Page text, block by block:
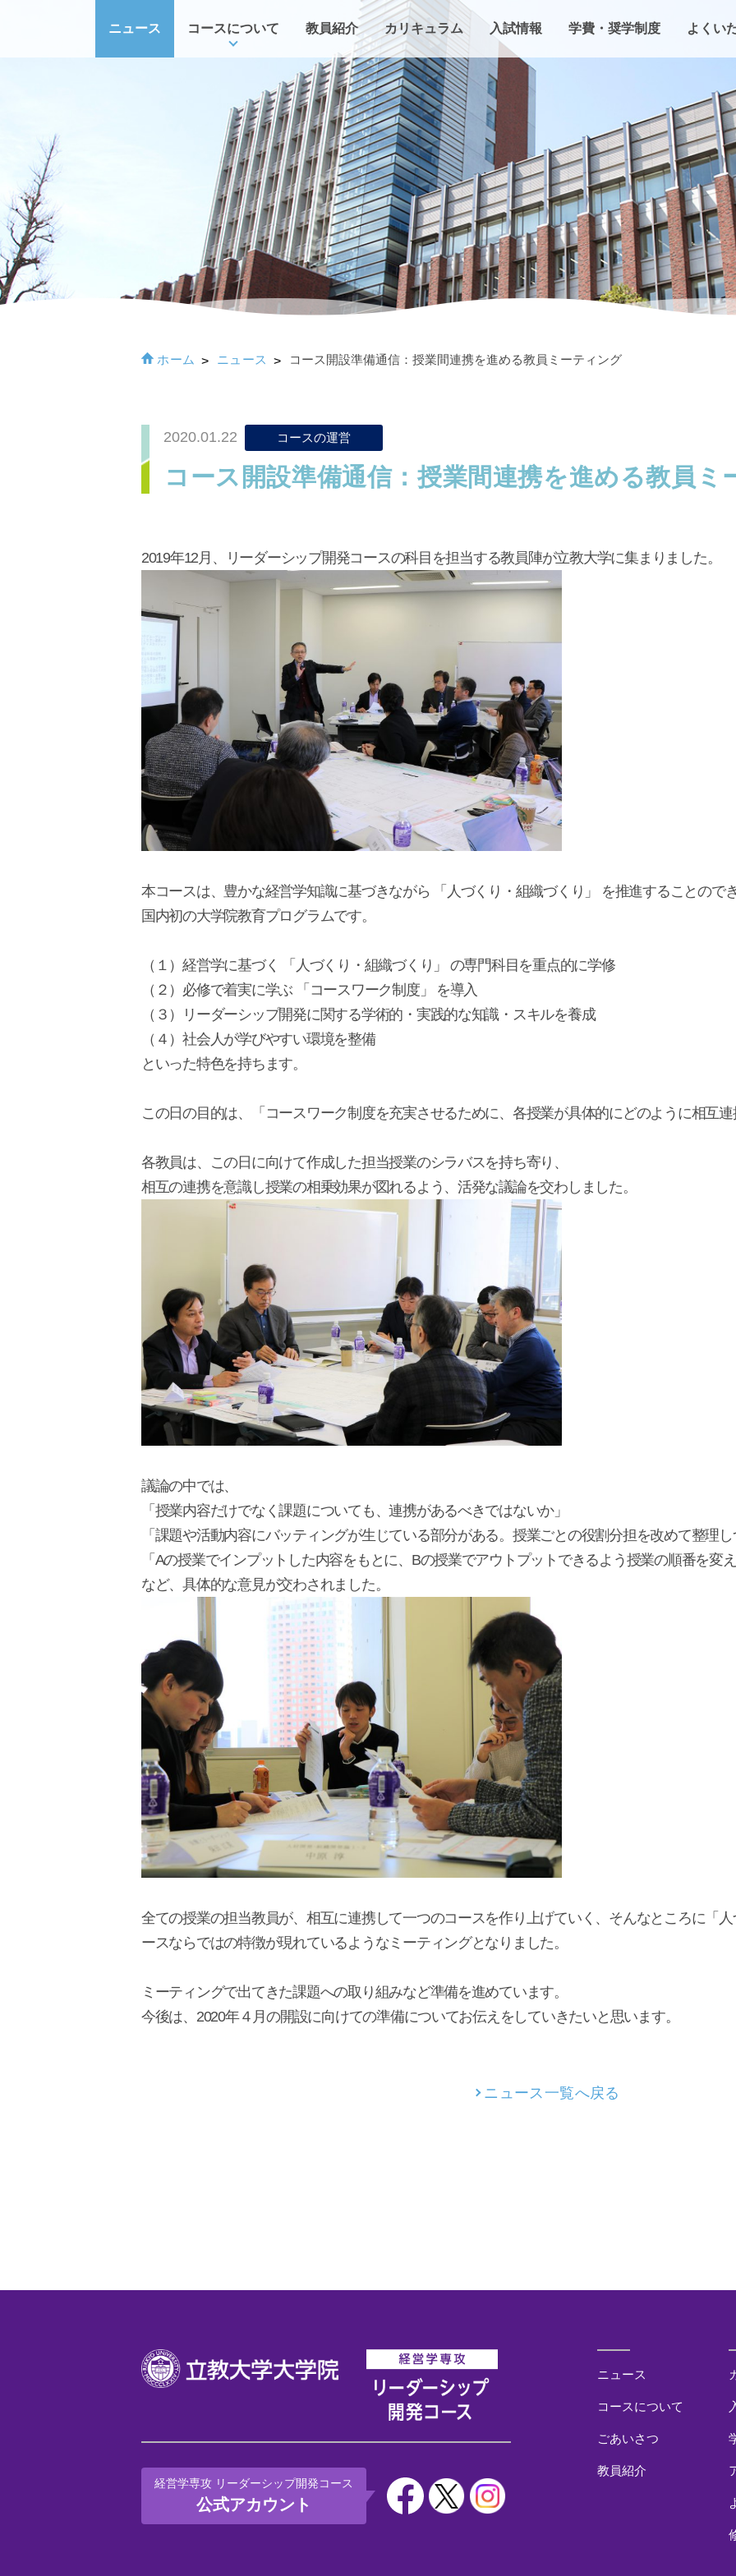
ニュース コースについて 教員紹介 カリキュラム 入試情報 学費・奨学制度 よくい
ホーム ニュース コース開設準備通信：授業間連携を進める教員ミーティング
2020.01.22 コースの運営
コース開設準備通信：授業間連携を進める教員ミ
2019年12月、リーダーシップ開発コースの科目を担当する教員陣が立教大学に集まりました。
本コースは、豊かな経営学知識に基づきながら 「人づくり・組織づくり」 を推進することので
国内初の大学院教育プログラムです。
（１）経営学に基づく 「人づくり・組織づくり」 の専門科目を重点的に学修
（２）必修で着実に学ぶ 「コースワーク制度」 を導入
（３）リーダーシップ開発に関する学術的・実践的な知識・スキルを養成
（４）社会人が学びやすい環境を整備
といった特色を持ちます。
この日の目的は、「コースワーク制度を充実させるために、各授業が具体的にどのように相互連
各教員は、この日に向けて作成した担当授業のシラバスを持ち寄り、
相互の連携を意識し授業の相乗効果が図れるよう、活発な議論を交わしました。
議論の中では、
「授業内容だけでなく課題についても、連携があるべきではないか」
「課題や活動内容にバッティングが生じている部分がある。授業ごとの役割分担を改めて整理し
「Aの授業でインプットした内容をもとに、Bの授業でアウトプットできるよう授業の順番を変
など、具体的な意見が交わされました。
全ての授業の担当教員が、相互に連携して一つのコースを作り上げていく、そんなところに「
ースならではの特徴が現れているようなミーティングとなりました。
ミーティングで出てきた課題への取り組みなど準備を進めています。
今後は、2020年４月の開設に向けての準備についてお伝えをしていきたいと思います。
ニュース一覧へ戻る
経営学専攻 リーダーシップ開発コース
公式アカウント
ニュース
コースについて
ごあいさつ
教員紹介